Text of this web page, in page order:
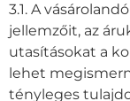
3.1. A
jellemzőit, az
utasításokat a
lehet
tényleges